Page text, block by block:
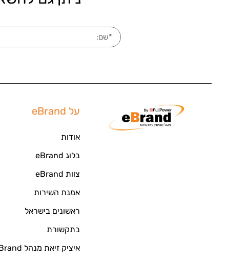
על eBrand
אודות
בלוג eBrand
צוות eBrand
אמנת השירות
ראשונים בישראל
בתקשורת
איציק זיאת מנהל eBrand